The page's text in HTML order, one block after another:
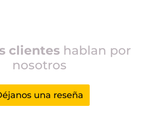
clienteshablan por
nosotros
una reseña